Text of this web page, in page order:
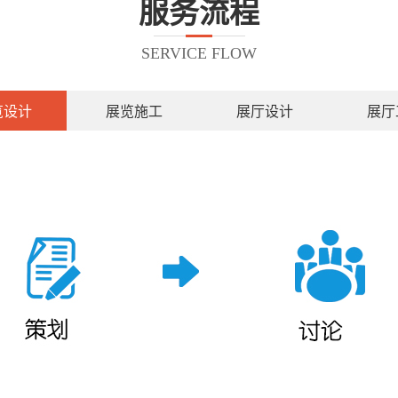
服务流程
SERVICE FLOW
计 展览施工 展厅设计 展